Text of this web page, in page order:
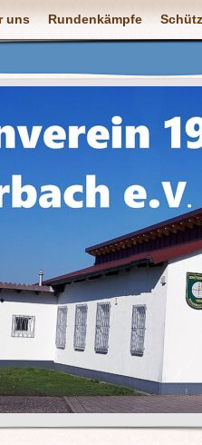
uns Rundenkämpfe